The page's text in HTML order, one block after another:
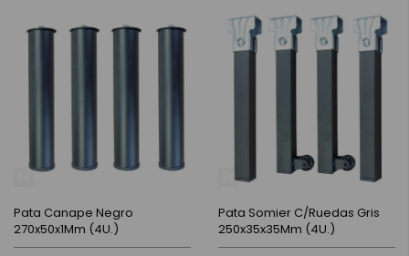
Pata Canape Negro
270x50x1Mm (4U.)
Pata Somier C/Ruedas Gris
250x35x35Mm (4U.)